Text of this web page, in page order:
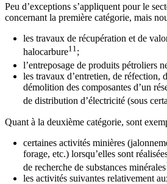
Peu d’exceptions s’appliquent pour le
concernant la première catégorie, mais
les travaux de récupération et de
halocarbure11 ;
l’entreposage de produits pétroliers
les travaux d’entretien, de réfection,
démolition des composantes d’un
de distribution d’électricité (sous
Quant à la deuxième catégorie, sont
certaines activités minières
forage, etc.) lorsqu’elles sont
de recherche de substances minérales
les activités suivantes relativement